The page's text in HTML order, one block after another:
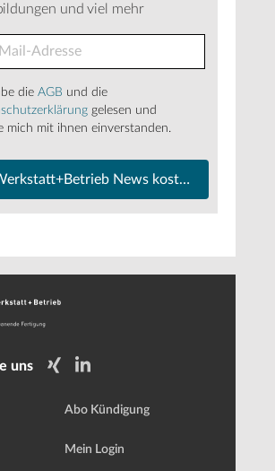
und viel mehr
die AGB und die
gelesen und
mich mit ihnen einverstanden.
News kostenfrei
uns
Abo Kündigung
Mein Login